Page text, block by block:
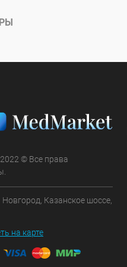
© Все права
Казанское шоссе,
на карте